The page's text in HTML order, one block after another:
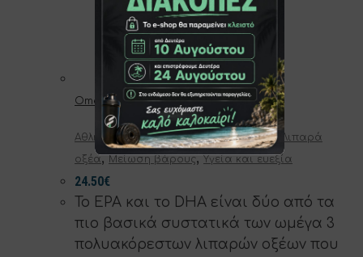
Omega 3 90 softgels
Αθλητική διατροφή,Έλεγχος βάρους, Λιπαρά
οξέα,Μείωση βάρους,Υγεία και ευεξία
24.50€
Το EPA και το DHA είναι δύο από τα
πιο βασικά συστατικά των ωμέγα 3
πολυακόρεστων λιπαρών οξέων που